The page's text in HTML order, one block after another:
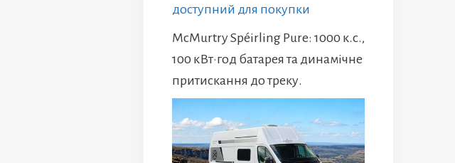
доступний для покупки
McMurtry Spéirling Pure: 1000 к.с.,
100 кВт·год батарея та динамічне
притискання до треку.